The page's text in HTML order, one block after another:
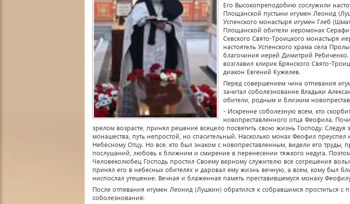
Его Высокопреподобию сослужили
Площанской пустыни игумен Леонид
Успенского монастыря игумен Глеб
Площанской обители иеромонах
Севского Свято-Троицкого монастыря
настоятель Успенского храма села
благочиния иерей Димитрий
возглавил клирик Брянского Свято-
диакон Евгений Кужелев.
Перед совершением чина отпевания
зачитал соболезнование Владыки
обители, родным и близким
- Искренне соболезную всем, кто
новопреставленного отца Феофила.
зрелом возрасте, принял решение всецело посвятить свою жизнь Господу. Следуя
монашества, путь непростой, но спасительный. Насколько монах Феофил
Небесному Отцу. Но все, кто был знаком с новопреставленным, видели его труды,
послушаний, любовь к ближним и смирение в перенесении тяжкого недуга.
Человеколюбец Господь простил Своему верному служителю все согрешения
принял его в небесных обителях и даровал ему жизнь вечную, а всем, кому был
ниспослал утешение. Вечная и блаженная память преставившемуся монаху
После отпевания игумен Леонид (Лушкин) обратился к собравшимся проститься с
соболезнования: